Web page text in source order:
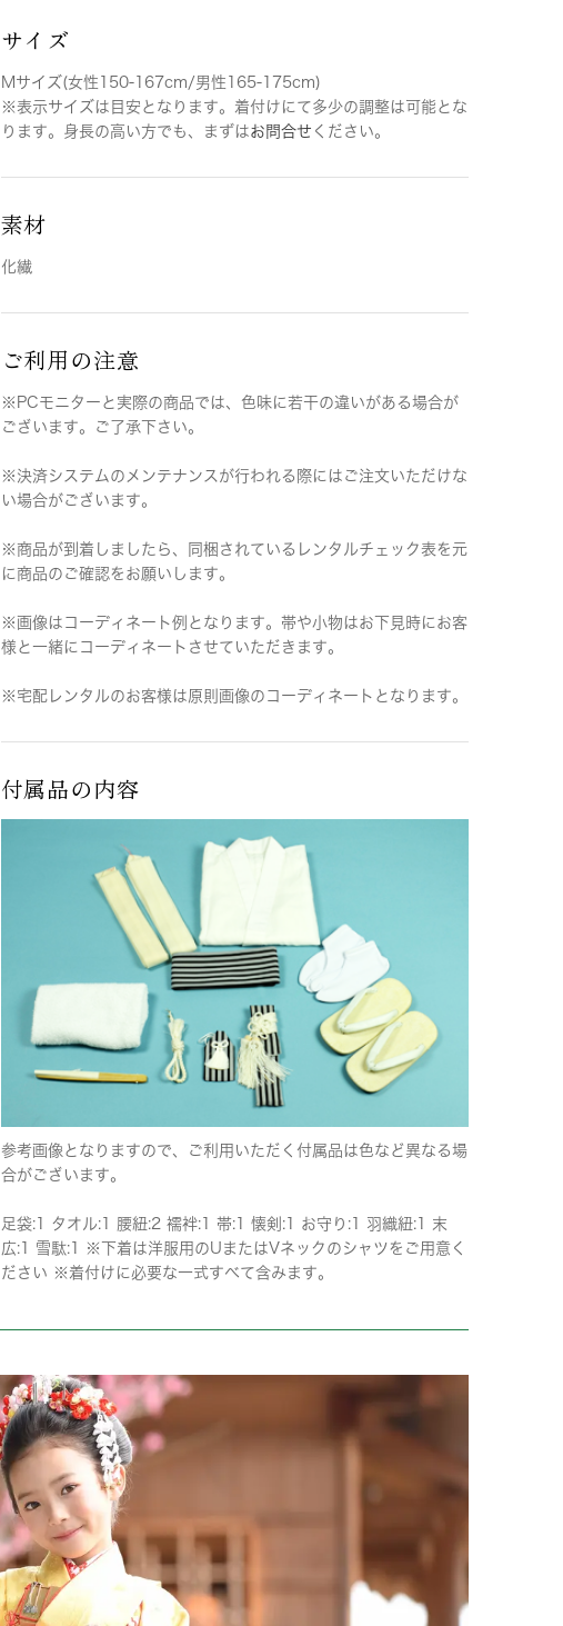
サイズ
Mサイズ(女性150-167cm/男性165-175cm)
※表示サイズは目安となります。着付けにて多少の調整は可能とな
ります。身長の高い方でも、まずはお問合せ ください。
素材
化繊
ご利用の注意
※PCモニターと実際の商品では、色味に若干の違いがある場合が
ございます。ご了承下さい。
※決済システムのメンテナンスが行われる際にはご注文いただけな
い場合がございます。
※商品が到着しましたら、同梱されているレンタルチェック表を元
に商品のご確認をお願いします。
※画像はコーディネート例となります。帯や小物はお下見時にお客
様と一緒にコーディネートさせていただきます。
※宅配レンタルのお客様は原則画像のコーディネートとなります。
付属品の内容
参考画像となりますので、ご利用いただく付属品は色など異なる場
合がございます。
足袋:1 タオル:1 腰紐:2 襦袢:1 帯:1 懐剣:1 お守り:1 羽織紐:1 末
広:1 雪駄:1 ※下着は洋服用のUまたはVネックのシャツをご用意く
ださい ※着付けに必要な一式すべて含みます。